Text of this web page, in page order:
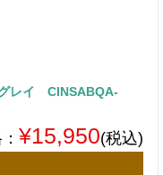
レイ CINSABQA-
¥15,950(税込)